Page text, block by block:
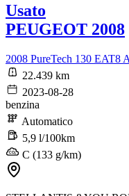
Usato
PEUGEOT 2008
2008 PureTech 130 EAT8
22.439 km
2023-08-28
benzina
Automatico
5,9 l/100km
C (133 g/km)